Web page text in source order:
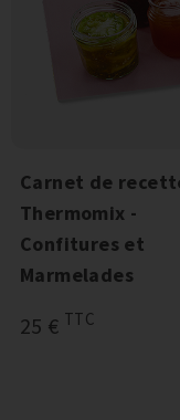
Carnet de
Thermomix -
Confitures et
Marmelades
25 € TTC